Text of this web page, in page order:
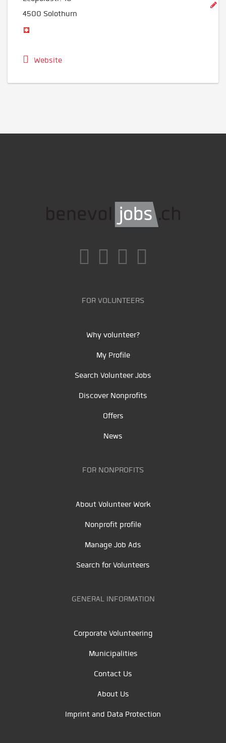
4500 Solothurn
Website
FOR VOLUNTEERS
Why volunteer?
My Profile
Search Volunteer Jobs
Discover Nonprofits
Offers
News
FOR NONPROFITS
About Volunteer Work
Nonprofit profile
Manage Job Ads
Search for Volunteers
GENERAL INFORMATION
Corporate Volunteering
Municipalities
Contact Us
About Us
Imprint and Data Protection